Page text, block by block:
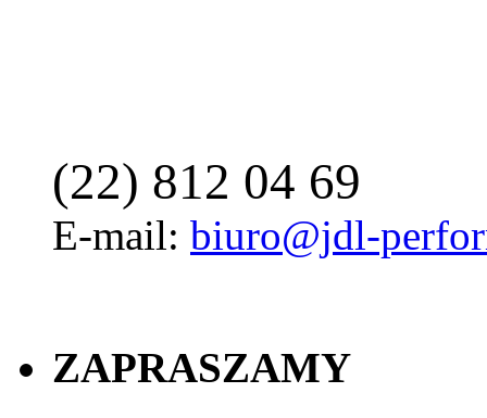
(22) 812 04 69
E-mail: biuro@jdl-
ZAPRASZAMY